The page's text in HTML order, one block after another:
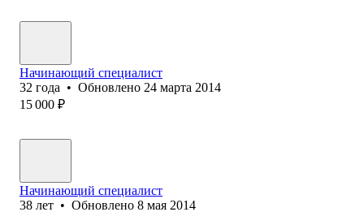
Начинающий специалист
32 года • Обновлено 24 марта 2014
15 000 ₽
Начинающий специалист
38 лет • Обновлено 8 мая 2014